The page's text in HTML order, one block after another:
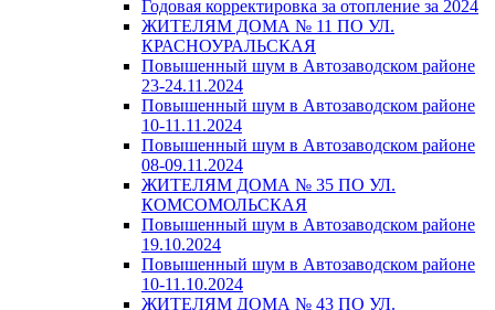
Годовая корректировка за отопление за 2024
ЖИТЕЛЯМ ДОМА № 11 ПО УЛ.
КРАСНОУРАЛЬСКАЯ
Повышенный шум в Автозаводском районе
23-24.11.2024
Повышенный шум в Автозаводском районе
10-11.11.2024
Повышенный шум в Автозаводском районе
08-09.11.2024
ЖИТЕЛЯМ ДОМА № 35 ПО УЛ.
КОМСОМОЛЬСКАЯ
Повышенный шум в Автозаводском районе
19.10.2024
Повышенный шум в Автозаводском районе
10-11.10.2024
ЖИТЕЛЯМ ДОМА № 43 ПО УЛ.